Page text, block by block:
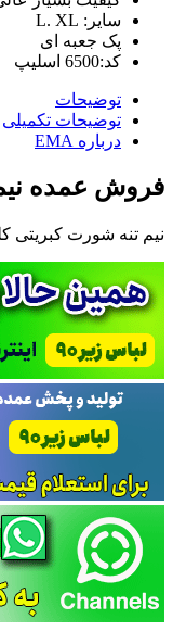
سایر: L. XL
پک جعبه ای
کد:6500 اسلیپ
توضیحات
توضیحات تکمیلی
درباره EMA
فروش عمده
نیم تنه شورت کبریتی